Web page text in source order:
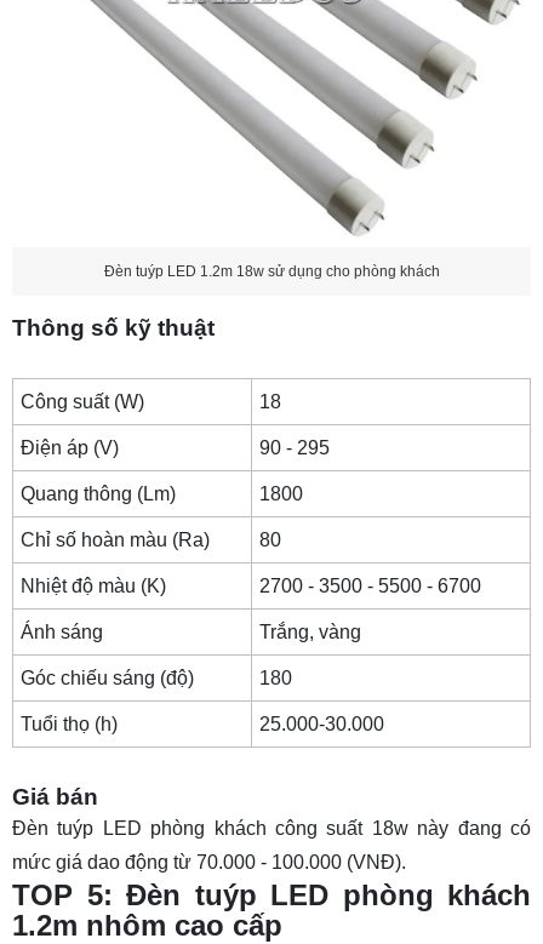
Đèn tuýp LED 1.2m 18w sử dụng cho phòng khách
Thông số kỹ thuật
Công suất (W) 18
Điện áp (V) 90 - 295
Quang thông (Lm) 1800
Chỉ số hoàn màu (Ra) 80
Nhiệt độ màu (K) 2700 - 3500 - 5500 - 6700
Ánh sáng Trắng, vàng
Góc chiếu sáng (độ) 180
Tuổi thọ (h) 25.000-30.000
Giá bán
Đèn tuýp LED phòng khách công suất 18w này đang có
mức giá dao động từ 70.000 - 100.000 (VNĐ).
TOP 5: Đèn tuýp LED phòng khách
1.2m nhôm cao cấp